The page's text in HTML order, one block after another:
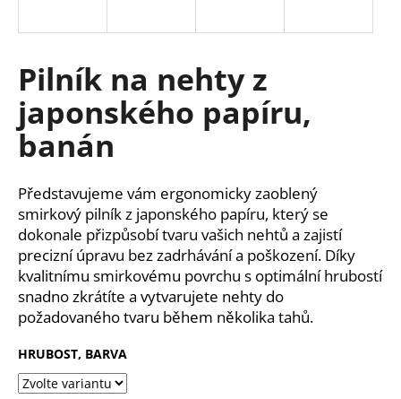
Pilník na nehty z
japonského papíru,
banán
Představujeme vám ergonomicky zaoblený
smirkový pilník z japonského papíru, který se
dokonale přizpůsobí tvaru vašich nehtů a zajistí
precizní úpravu bez zadrhávání a poškození. Díky
kvalitnímu smirkovému povrchu s optimální hrubostí
snadno zkrátíte a vytvarujete nehty do
požadovaného tvaru během několika tahů.
HRUBOST, BARVA
í
t
?
HLEDAT
D
o
p
o
r
u